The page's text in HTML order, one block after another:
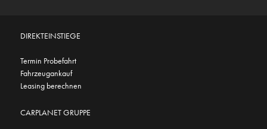
DIREKTEINSTIEGE
Termin Probefahrt
Fahrzeugankauf
Leasing berechnen
CARPLANET GRUPPE